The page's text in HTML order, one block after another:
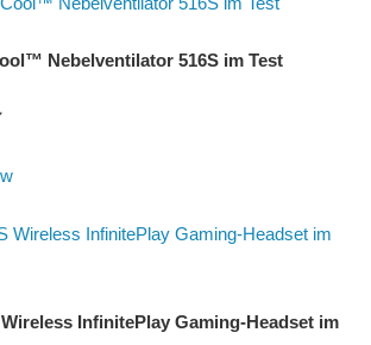
Nebelventilator 516S im Test
InfinitePlay Gaming-Headset im